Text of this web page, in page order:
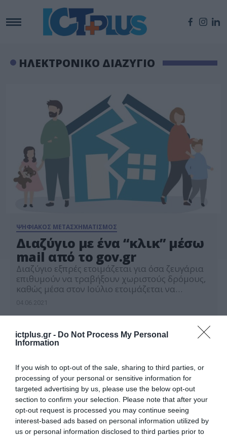
ictplus.gr - Do Not Process My Personal
Information
If you wish to opt-out of the sale, sharing to third parties, or
processing of your personal or sensitive information for
targeted advertising by us, please use the below opt-out
section to confirm your selection. Please note that after your
opt-out request is processed you may continue seeing
interest-based ads based on personal information utilized by
us or personal information disclosed to third parties prior to
ΗΛΕΚΤΡΟΝΙΚΟ ΔΙΑΖΥΓΙΟ
ΨΗΦΙΑΚΟΣ ΜΕΤΑΣΧΗΜΑΤΙΣΜΟΣ
Διαζύγιο με ένα “κλικ” μέσω
mail από το gov.gr
Διαζύγιο εξπρές ετοιμάζεται για όσα ζευγάρια
επιθυμούν να τραβήξουν χωριστούς δρόμους,
καθώς μέσα στον Ιούλιο ετοιμάζεται να
θα υλοποιείται ψηφιακά η διαδικασία έκδοσης
του συναινετικού διαζυγίου. Επιπλέον θα
δημιουργηθούν νέες δομές για την υποστήριξη
[…]